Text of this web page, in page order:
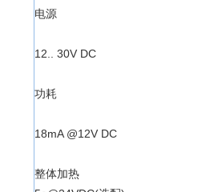
电源
12.. 30V DC
功耗
18mA @12V DC
整体加热